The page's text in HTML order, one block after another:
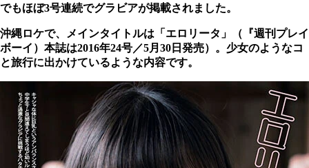
でもほぼ3号連続でグラビアが掲載されました。
沖縄ロケで、メインタイトルは「エロリータ」（『週刊プレイ
ボーイ）本誌は2016年24号／5月30日発売）。少女のようなコ
と旅行に出かけているような内容です。